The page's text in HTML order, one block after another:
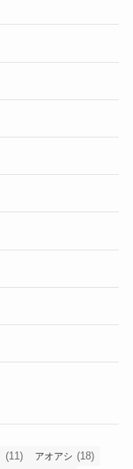
(11) アオアシ (18)